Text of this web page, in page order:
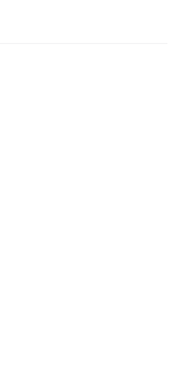
в Google news
в Viber
в LinkedIn